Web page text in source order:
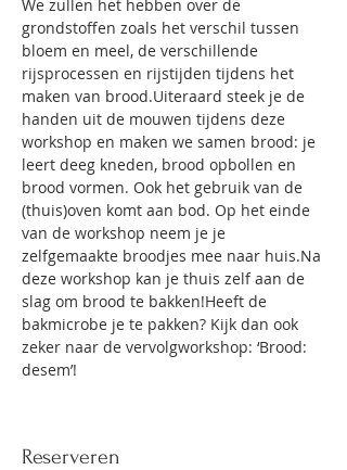
We zullen het hebben over de
grondstoffen zoals het verschil tussen
bloem en meel, de verschillende
rijsprocessen en rijstijden tijdens het
maken van brood.Uiteraard steek je de
handen uit de mouwen tijdens deze
workshop en maken we samen brood: je
leert deeg kneden, brood opbollen en
brood vormen. Ook het gebruik van de
(thuis)oven komt aan bod. Op het einde
van de workshop neem je je
zelfgemaakte broodjes mee naar huis.Na
deze workshop kan je thuis zelf aan de
slag om brood te bakken!Heeft de
bakmicrobe je te pakken? Kijk dan ook
zeker naar de vervolgworkshop: ‘Brood:
desem’!
Reserveren